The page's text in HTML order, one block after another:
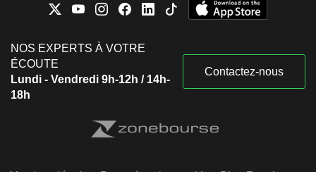
NOS EXPERTS À VOTRE
ÉCOUTE
Lundi - Vendredi 9h-12h / 14h-
18h
Contactez-nous